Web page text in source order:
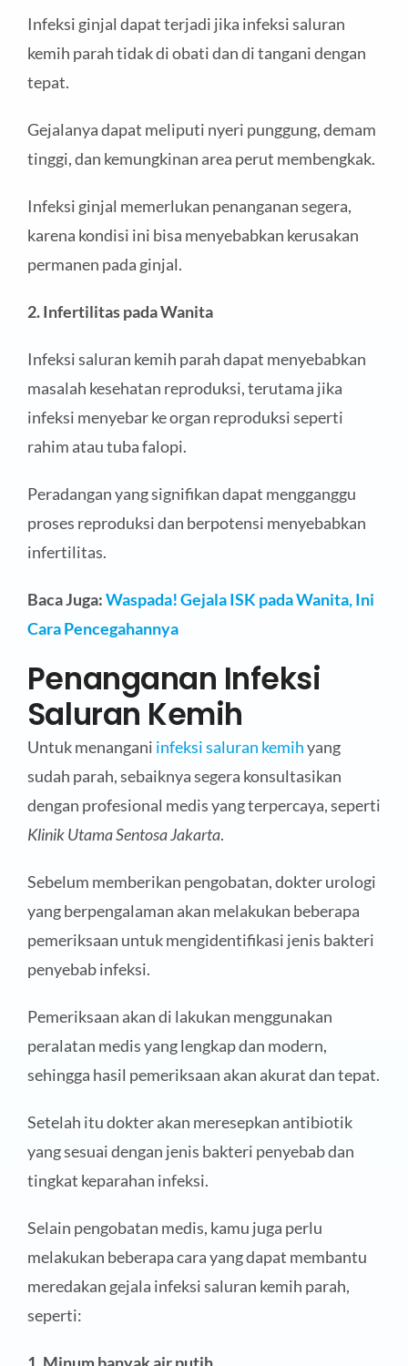
Infeksi ginjal dapat terjadi jika infeksi saluran
kemih parah tidak di obati dan di tangani dengan
tepat.
Gejalanya dapat meliputi nyeri punggung, demam
tinggi, dan kemungkinan area perut membengkak.
Infeksi ginjal memerlukan penanganan segera,
karena kondisi ini bisa menyebabkan kerusakan
permanen pada ginjal.
2. Infertilitas pada Wanita
Infeksi saluran kemih parah dapat menyebabkan
masalah kesehatan reproduksi, terutama jika
infeksi menyebar ke organ reproduksi seperti
rahim atau tuba falopi.
Peradangan yang signifikan dapat mengganggu
proses reproduksi dan berpotensi menyebabkan
infertilitas.
Baca Juga:Waspada! Gejala ISK pada Wanita, Ini
Cara Pencegahannya
Penanganan Infeksi
Saluran Kemih
Untuk menangani infeksi saluran kemihyang
sudah parah, sebaiknya segera konsultasikan
dengan profesional medis yang terpercaya, seperti
Klinik Utama Sentosa Jakarta.
Sebelum memberikan pengobatan, dokter urologi
yang berpengalaman akan melakukan beberapa
pemeriksaan untuk mengidentifikasi jenis bakteri
penyebab infeksi.
Pemeriksaan akan di lakukan menggunakan
peralatan medis yang lengkap dan modern,
sehingga hasil pemeriksaan akan akurat dan tepat.
Setelah itu dokter akan meresepkan antibiotik
yang sesuai dengan jenis bakteri penyebab dan
tingkat keparahan infeksi.
Selain pengobatan medis, kamu juga perlu
melakukan beberapa cara yang dapat membantu
meredakan gejala infeksi saluran kemih parah,
seperti: